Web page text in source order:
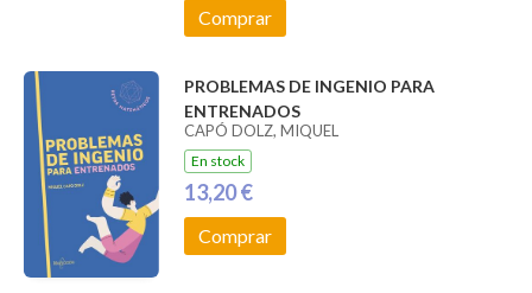
Comprar
PROBLEMAS DE INGENIO PARA
ENTRENADOS
CAPÓ DOLZ, MIQUEL
En stock
13,20 €
Comprar